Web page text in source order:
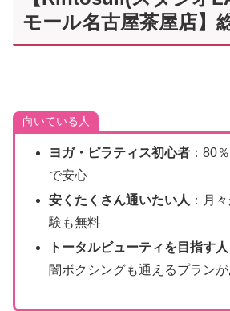
モール名古屋茶屋店】
向いている人
ヨガ・ピラティス初心者：80
で安心
安くたくさん通いたい人 ：月
験も無料
トータルビューティを目指す人
闇ボクシングも通えるプランが